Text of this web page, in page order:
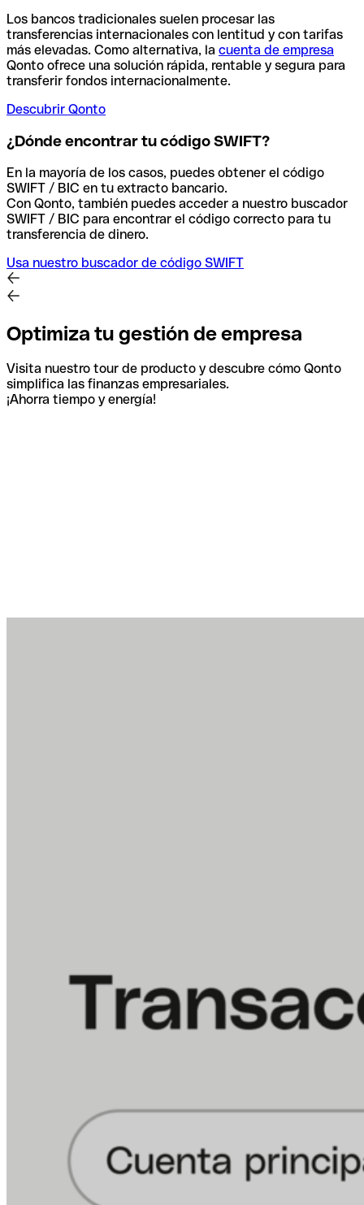
Los bancos tradicionales suelen procesar las
transferencias internacionales con lentitud y con tarifas
más elevadas. Como alternativa, la cuenta de empresa
Qonto ofrece una solución rápida, rentable y segura para
transferir fondos internacionalmente.
Descubrir Qonto
¿Dónde encontrar tu código SWIFT?
En la mayoría de los casos, puedes obtener el código
SWIFT / BIC en tu extracto bancario.
Con Qonto, también puedes acceder a nuestro buscador
SWIFT / BIC para encontrar el código correcto para tu
transferencia de dinero.
Usa nuestro buscador de código SWIFT
Optimiza tu gestión de empresa
Visita nuestro tour de producto y descubre cómo Qonto
simplifica las finanzas empresariales.
¡Ahorra tiempo y energía!